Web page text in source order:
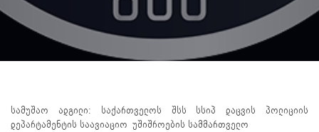
სამუშაო ადგილი: საქართველოს შსს სსიპ დაცვის პოლიციის
დეპარტამენტის საავიაციო უშიშროების სამმართველო